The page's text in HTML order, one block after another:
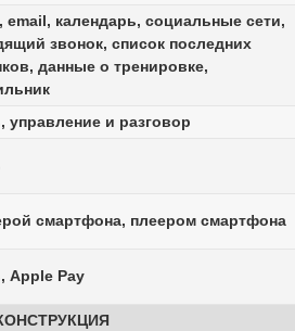
email, календарь, социальные сети,
звонок, список последних
данные о тренировке,
управление и разговор
смартфона, плеером смартфона
Apple Pay